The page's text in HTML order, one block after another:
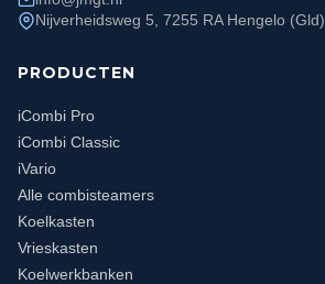
Nijverheidsweg 5, 7255 RA Hengelo (Gld)
PRODUCTEN
iCombi Pro
iCombi Classic
iVario
Alle combisteamers
Koelkasten
Vrieskasten
Koelwerkbanken